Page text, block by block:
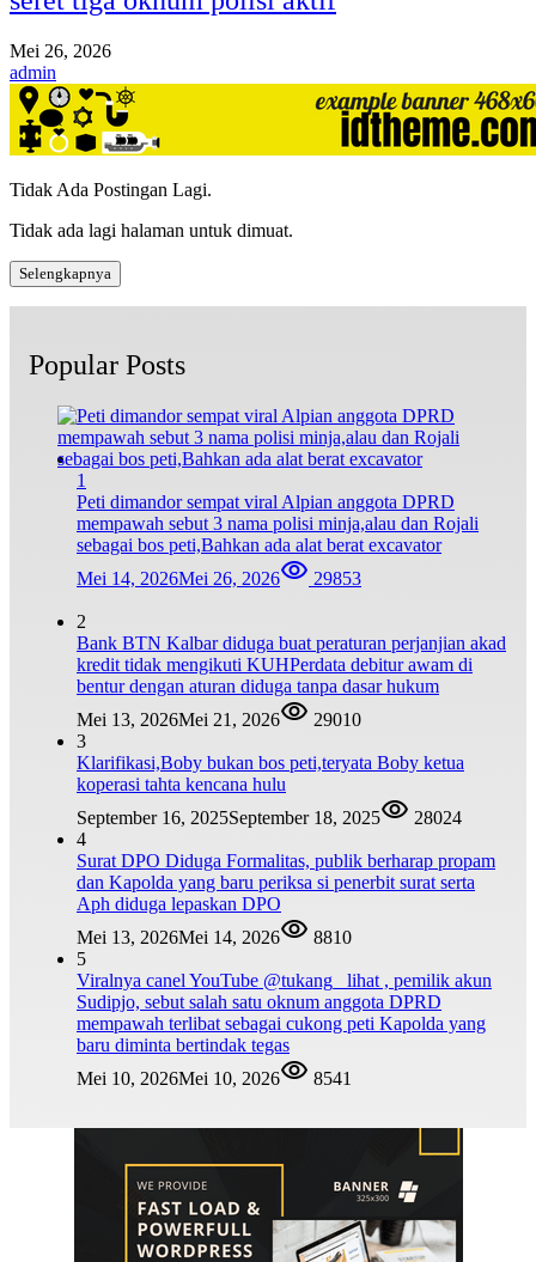
Mei 26, 2026
admin
Tidak Ada Postingan Lagi.
Tidak ada lagi halaman untuk dimuat.
Selengkapnya
Popular Posts
1
Peti dimandor sempat viral Alpian anggota DPRD
mempawah sebut 3 nama polisi minja,alau dan Rojali
sebagai bos peti,Bahkan ada alat berat excavator
Mei 14, 2026Mei 26, 2026 29853
2
Bank BTN Kalbar diduga buat peraturan perjanjian akad
kredit tidak mengikuti KUHPerdata debitur awam di
bentur dengan aturan diduga tanpa dasar hukum
Mei 13, 2026Mei 21, 2026
29010
3
Klarifikasi,Boby bukan bos peti,teryata Boby ketua
koperasi tahta kencana hulu
September 16, 2025September 18, 2025
28024
4
Surat DPO Diduga Formalitas, publik berharap propam
dan Kapolda yang baru periksa si penerbit surat serta
Aph diduga lepaskan DPO
Mei 13, 2026Mei 14, 2026
8810
5
Viralnya canel YouTube @tukang_ lihat , pemilik akun
Sudipjo, sebut salah satu oknum anggota DPRD
mempawah terlibat sebagai cukong peti Kapolda yang
baru diminta bertindak tegas
Mei 10, 2026Mei 10, 2026 8541